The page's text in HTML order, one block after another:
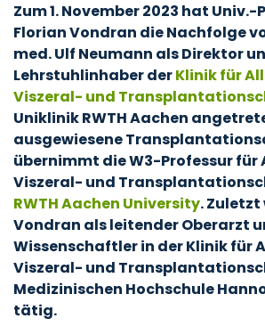
Zum 1. November 2023 hat Univ.-
Florian Vondran die Nachfolge
med. Ulf Neumann als Direktor
Lehrstuhlinhaber derKlinik für
Viszeral- und
Uniklinik RWTH Aachen
ausgewiesene
übernimmt die W3-Professur für
Viszeral- und
RWTH Aachen University. Zuletzt
Vondran als leitender Oberarzt
Wissenschaftler in der Klinik für
Viszeral- und
Medizinischen Hochschule
tätig.